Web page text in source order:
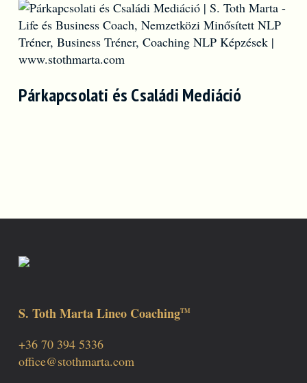
Párkapcsolati és Családi Mediáció
S. Toth Marta Lineo CoachingTM
+36 70 394 5336
office@stothmarta.com